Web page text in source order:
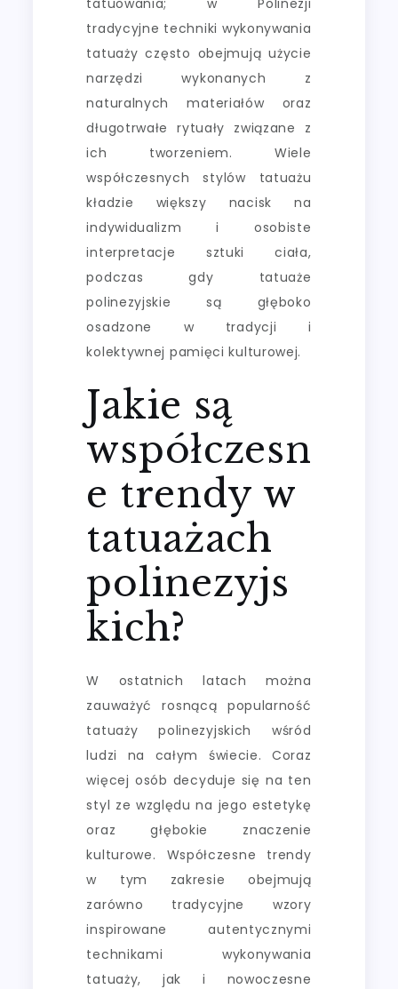
tradycyjne techniki wykonywania
tatuaży często obejmują użycie
narzędzi wykonanych z
naturalnych materiałów oraz
długotrwałe rytuały związane z
ich tworzeniem. Wiele
współczesnych stylów tatuażu
kładzie większy nacisk na
indywidualizm i osobiste
interpretacje sztuki ciała,
podczas gdy tatuaże
polinezyjskie są głęboko
osadzone w tradycji i
kolektywnej pamięci kulturowej.
Jakie są
współczesn
e trendy w
tatuażach
polinezyjs
kich?
W ostatnich latach można
zauważyć rosnącą popularność
tatuaży polinezyjskich wśród
ludzi na całym świecie. Coraz
więcej osób decyduje się na ten
styl ze względu na jego estetykę
oraz głębokie znaczenie
kulturowe. Współczesne trendy
w tym zakresie obejmują
zarówno tradycyjne wzory
inspirowane autentycznymi
technikami wykonywania
tatuaży, jak i nowoczesne